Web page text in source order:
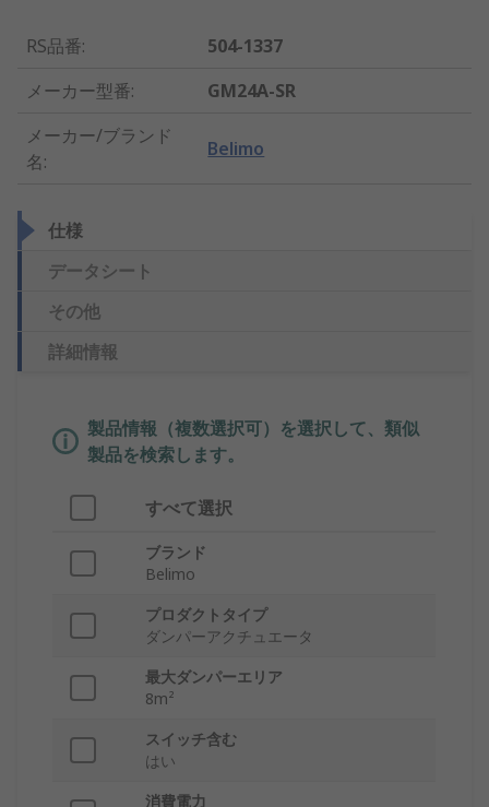
RS品番:
504-1337
メーカー型番:
GM24A-SR
メーカー/ブランド
名:
Belimo
仕様
データシート
その他
詳細情報
製品情報（複数選択可）を選択して、類似
製品を検索します。
すべて選択
ブランド
Belimo
プロダクトタイプ
ダンパーアクチュエータ
最大ダンパーエリア
8m²
スイッチ含む
はい
消費電力